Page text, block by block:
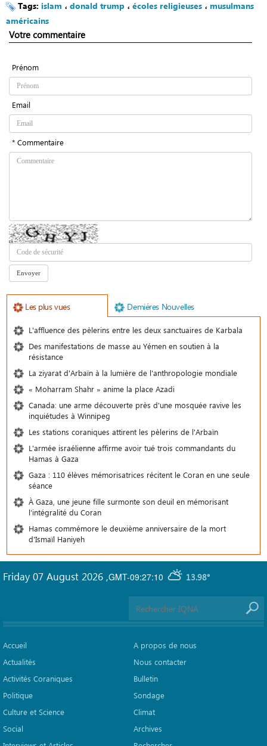
Tags: islam ، donald trump ، écoles religieuses ، musulmans
américains
Votre commentaire
Prénom
Email
* Commentaire
Les plus vues Demiéres Nouvelles
L'affluence des pèlerins entre les deux sanctuaires de Karbala
Des manifestations de masse au Yémen en soutien à la
résistance
La ziyarat d'Arbaïn à la lumière de l'anthropologie mondiale
« Moharram Shahr » anime la place Azadi
Canada: une arme découverte près d'une mosquée ravive les
inquiétudes à Winnipeg
Les stations coraniques attirent les pèlerins de l'Arbaïn
L'armée israélienne affirme avoir tué trois commandants du
Hamas à Gaza
Gaza : 110 élèves mémorisatrices récitent le Coran en une seule
séance
À Gaza, une jeune fille surmonte son deuil en mémorisant
l’intégralité du Coran
Hamas commémore le deuxième anniversaire de la mort
d'Ismaïl Haniyeh
GMT-09:27:10 13.98°
Friday 07 August 2026 ,
Accueil
Actualités
Activités Coraniques
Politique
Culture et Science
Social
A propos de nous
Nous contacter
Bulletin
Sondage
Climat
Archives